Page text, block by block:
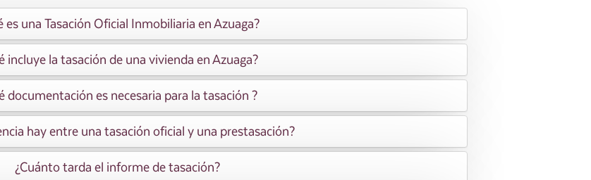
es una Tasación Oficial Inmobiliaria en Azuaga?
incluye la tasación de una vivienda en Azuaga?
documentación es necesaria para la tasación ?
hay entre una tasación oficial y una prestasación?
¿Cuánto tarda el informe de tasación?